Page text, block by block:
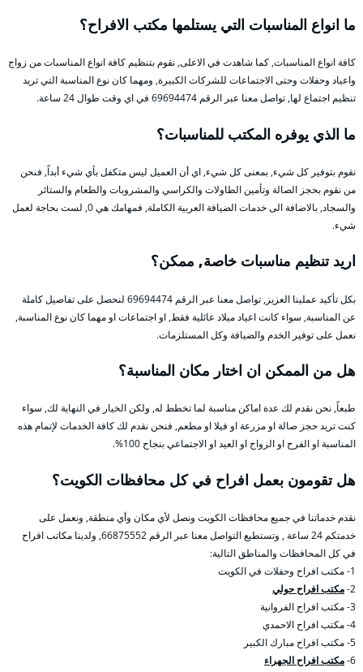
ما انواع المناسبات التي يستلمها مكتب الافراح؟
كافة انواع المناسبات, كما شاهدت في الاعلى, نقوم بتنظيم كافة انواع المناسبات من زواج
واعياد وحفلات وحتى الاجتماعات للشركات الكبيرة, ومهما كان نوع المناسبة التي تريد
تنظيم اجتماع لها, تواصل معنا عبر الرقم 69694474 في اي وقت طوال 24 ساعة.
ما الذي يوفره المكتب للمناسبات؟
نقوم بتوفير كل شيء, بمعنى كل شيء, اي أن العميل ليس متكفل بأي شيء أبداً, فنحن
من نقوم بحجز الصالة وتأمين الطاولات والكراسي والمشروبات والطعام والستائر
والسجاد, بالاضافة الى خدمات الضيافة العربية الكاملة, فمهامك هي 0, لست بحاجة لعمل
شيء.
اريد تنظيم مناسبات خاصة, ممكن؟
بكل تأكيد عملينا العزيز, تواصل معنا عبر الرقم 69694474 لنحصل على تفاصيل كاملة
عن المناسبة, سواء كانت اعياد ميلاد عائلية فقط, او اجتماعات او مهما كان نوع المناسبة,
نعمل على توفير الخدم والضيافة وكل المستلزمات.
هل من الممكن ان اختار مكان المناسبة؟
طبعاً, نحن نقدم لك عدة اماكن مناسبة لما تخطط له, ولكن الخيار في النهاية لك, سواء
كنت تريد حجز صالة او مزرعة او فيلا او مطعم, فنحن نقدم لك كافة الخدمات لإتمام هذه
المناسبة او الفرح او الزواج او العيد او الاجتماعي بنجاح 100%.
هل تقومون بعمل افراح في كل محافظات الكويت؟
نقدم خدماتنا في جميع محافظات الكويت ونصل لأي مكان وأي منطقة, ونعمل على
خدمتكم 24 ساعة , وتستطيع التواصل معنا عبر الرقم 66875552, ولدينا مكاتب افراح
في كل المحافظات والمناطق التالية:
1- مكتب افراح وحفلات في الكويت
2- مكتب افراح حولي
3- مكتب افراح الفروانية
4- مكتب افراح الاحمدي
5- مكتب افراح مبارك الكبير
6- مكتب افراح الجهراء